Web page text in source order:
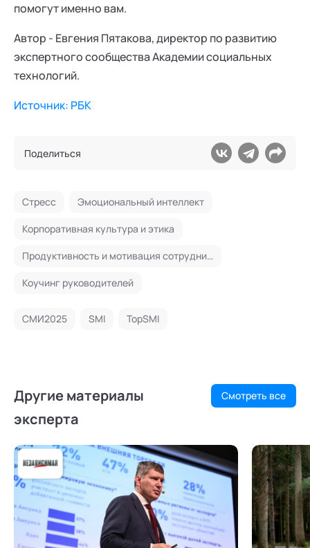
помогут именно вам.
Автор - Евгения Пятакова, директор по развитию
экспертного сообщества Академии социальных
технологий.
Источник: РБК
Поделиться
Стресс Эмоциональный интеллект
Корпоративная культура и этика
Продуктивность и мотивация сотрудников
Коучинг руководителей
СМИ2025 SMI TopSMI
Другие материалы
эксперта
Смотреть все